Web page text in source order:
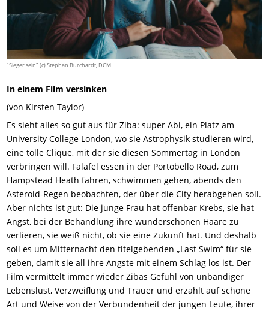
"Sieger sein" (c) Stephan Burchardt, DCM
In einem Film versinken
(von Kirsten Taylor)
Es sieht alles so gut aus für Ziba: super Abi, ein Platz am
University College London, wo sie Astrophysik studieren wird,
eine tolle Clique, mit der sie diesen Sommertag in London
verbringen will. Falafel essen in der Portobello Road, zum
Hampstead Heath fahren, schwimmen gehen, abends den
Asteroid-Regen beobachten, der über die City herabgehen soll.
Aber nichts ist gut: Die junge Frau hat offenbar Krebs, sie hat
Angst, bei der Behandlung ihre wunderschönen Haare zu
verlieren, sie weiß nicht, ob sie eine Zukunft hat. Und deshalb
soll es um Mitternacht den titelgebenden „Last Swim“ für sie
geben, damit sie all ihre Ängste mit einem Schlag los ist. Der
Film vermittelt immer wieder Zibas Gefühl von unbändiger
Lebenslust, Verzweiflung und Trauer und erzählt auf schöne
Art und Weise von der Verbundenheit der jungen Leute, ihrer